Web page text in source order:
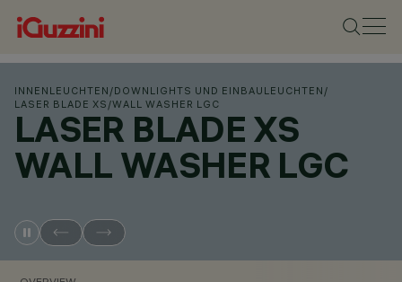
INNENLEUCHTEN /DOWNLIGHTS UND EINBAULEUCHTEN /
LASER BLADE XS /WALL WASHER LGC
LASER BLADE XS
WALL WASHER LGC